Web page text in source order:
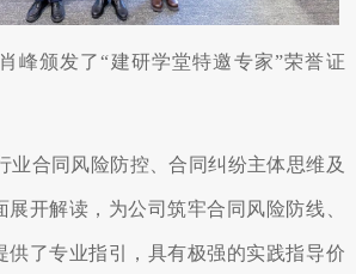
峰颁发了“建研学堂特邀专家”荣誉证
业合同风险防控、合同纠纷主体思维及
开解读，为公司筑牢合同风险防线、
供了专业指引，具有极强的实践指导价